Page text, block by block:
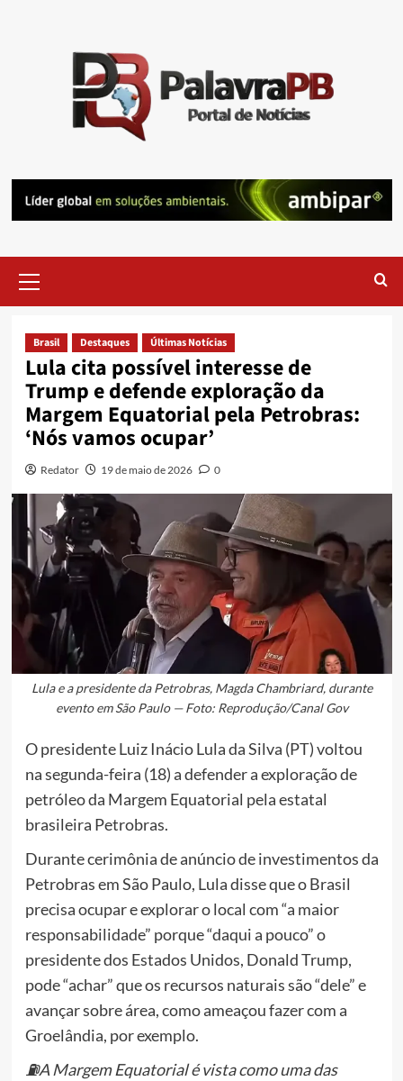
Menu
Brasil Destaques Últimas Notícias
Lula cita possível interesse de
Trump e defende exploração da
Margem Equatorial pela Petrobras:
‘Nós vamos ocupar’
Redator 19 de maio de 2026 0
Lula e a presidente da Petrobras, Magda Chambriard, durante
evento em São Paulo — Foto: Reprodução/Canal Gov
O presidente Luiz Inácio Lula da Silva (PT) voltou
na segunda-feira (18) a defender a exploração de
petróleo da Margem Equatorial pela estatal
brasileira Petrobras.
Durante cerimônia de anúncio de investimentos da
Petrobras em São Paulo, Lula disse que o Brasil
precisa ocupar e explorar o local com “a maior
responsabilidade” porque “daqui a pouco” o
presidente dos Estados Unidos, Donald Trump,
pode “achar” que os recursos naturais são “dele” e
avançar sobre área, como ameaçou fazer com a
Groelândia, por exemplo.
⛽AMargem Equatorial é vista como uma das